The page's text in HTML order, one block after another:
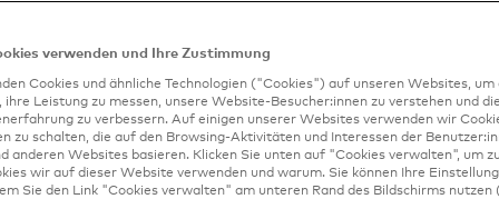
wohnten auf Couchen oder besetzten verlassene
körperliche oder psychische Gesundheitsprobleme,
erhalten haben, landen aufgrund der steigenden
und Transport wieder auf der Straße.
City Continuum of Careist ein System von mehr als
Organisationen wie Gateway180, das
die Wohnungsbedürftigen die verfügbaren
verwenden und Ihre Zustimmung
Cookies und ähnliche Technologien ("Cookies") auf unseren Websites, um
ihre Leistung zu messen, unsere Website-Besucher:innen zu verstehen und die
zu verbessern. Auf einigen unserer Websites verwenden wir
zu schalten, die auf den Browsing-Aktivitäten und Interessen der
anderen Websites basieren. Klicken Sie unten auf "Cookies verwalten", um
wir auf dieser Website verwenden und warum. Sie können Ihre
Sie den Link "Cookies verwalten" am unteren Rand des Bildschirms nutzen